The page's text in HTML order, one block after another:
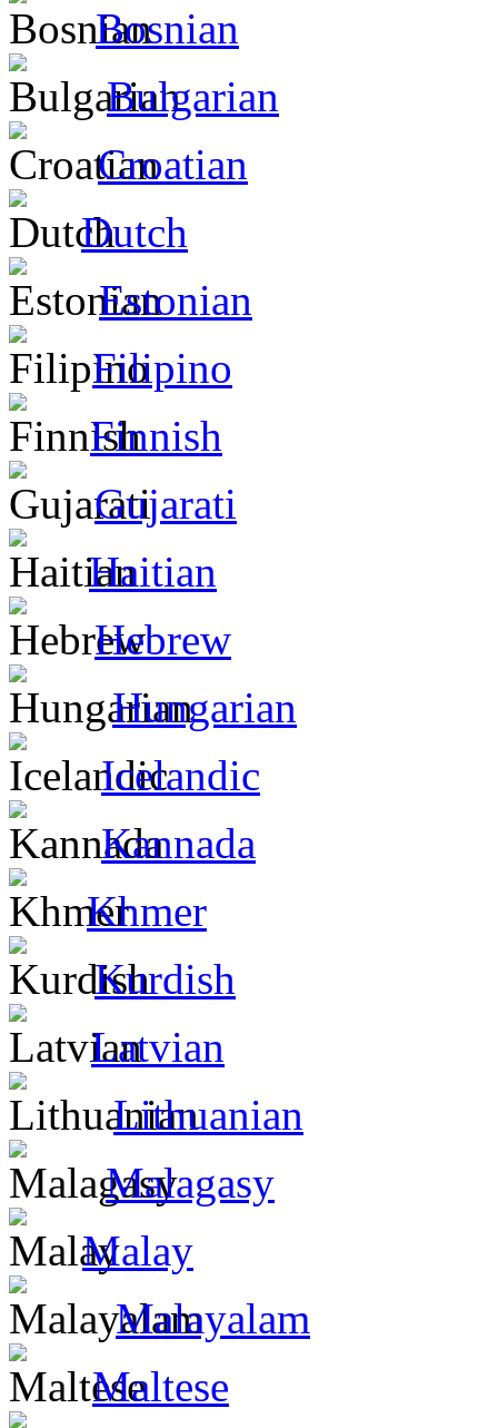
Bosnian
Bulgarian
Croatian
Dutch
Estonian
Filipino
Finnish
Gujarati
Haitian
Hebrew
Hungarian
Icelandic
Kannada
Khmer
Kurdish
Latvian
Lithuanian
Malagasy
Malay
Malayalam
Maltese